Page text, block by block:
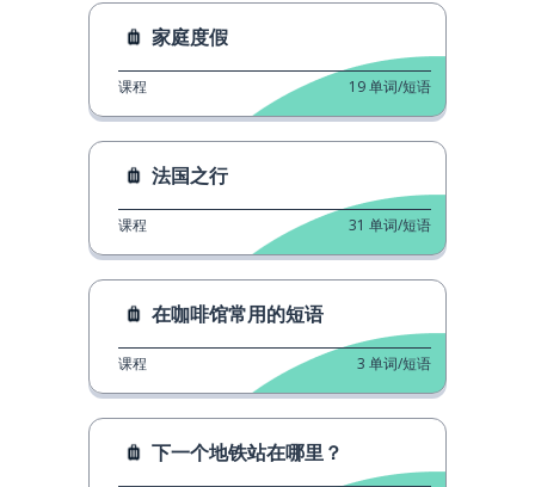
家庭度假
课程 19单词/短语
法国之行
课程 31 单词/短语
在咖啡馆常用的短语
课程 3 单词/短语
下一个地铁站在哪里？